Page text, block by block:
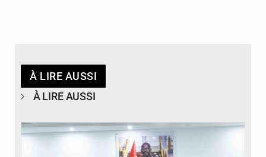
À LIRE AUSSI
À LIRE AUSSI